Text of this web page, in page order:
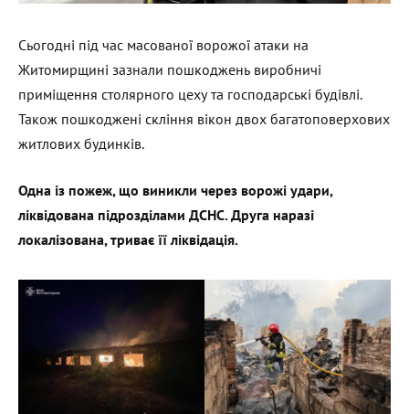
Сьогодні під час масованої ворожої атаки на
Житомирщині зазнали пошкоджень виробничі
приміщення столярного цеху та господарські будівлі.
Також пошкоджені скління вікон двох багатоповерхових
житлових будинків.
Одна із пожеж, що виникли через ворожі удари,
ліквідована підрозділами ДСНС. Друга наразі
локалізована, триває її ліквідація.